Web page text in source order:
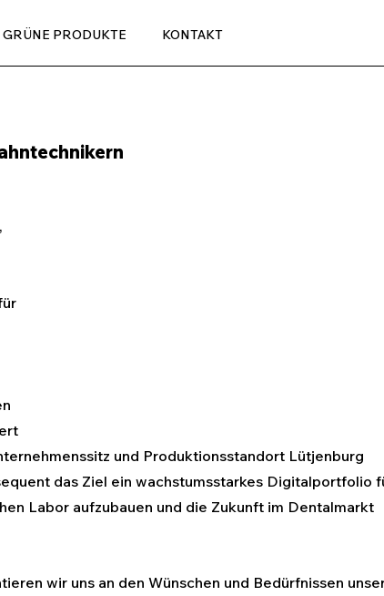
GRÜNE PRODUKTE KONTAKT
und Produktionsstandort Lütjenburg
das Ziel ein wachstumsstarkes Digitalportfolio
Labor aufzubauen und die Zukunft im Dentalmarkt
wir uns an den Wünschen und Bedürfnissen